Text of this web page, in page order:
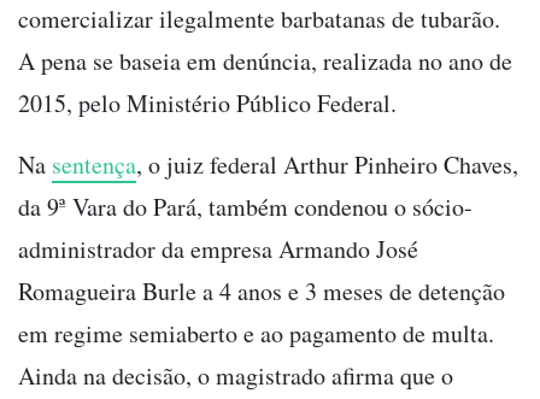
comercializar ilegalmente barbatanas de tubarão.
A pena se baseia em denúncia, realizada no ano de
2015, pelo Ministério Público Federal.
Na sentença, o juiz federal Arthur Pinheiro Chaves,
da 9ª Vara do Pará, também condenou o sócio-
administrador da empresa Armando José
Romagueira Burle a 4 anos e 3 meses de detenção
em regime semiaberto e ao pagamento de multa.
Ainda na decisão, o magistrado afirma que o